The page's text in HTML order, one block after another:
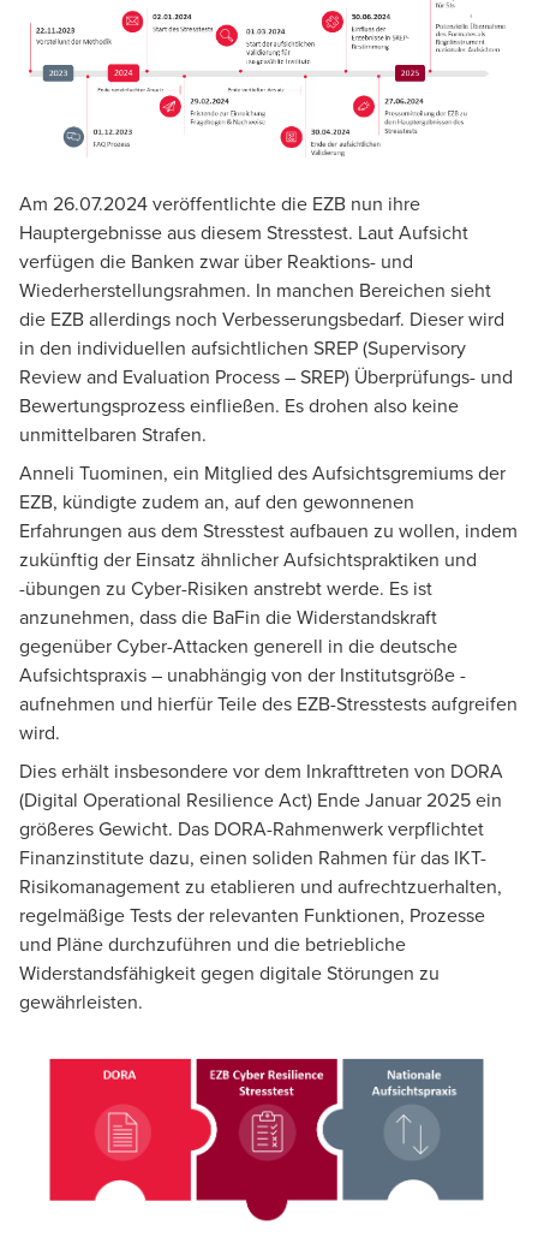
Am 26.07.2024 veröffentlichte die EZB nun ihre
Hauptergebnisseaus diesem Stresstest. Laut Aufsicht
verfügen die Banken zwar über Reaktions- und
Wiederherstellungsrahmen. In manchen Bereichen sieht
die EZB allerdings noch Verbesserungsbedarf. Dieser wird
in den individuellen aufsichtlichen SREP (Supervisory
Review and Evaluation Process – SREP) Überprüfungs- und
Bewertungsprozess einfließen. Es drohen also keine
unmittelbaren Strafen.
Anneli Tuominen, ein Mitglied des Aufsichtsgremiums der
EZB, kündigte zudem an, auf den gewonnenen
Erfahrungen aus dem Stresstest aufbauen zu wollen, indem
zukünftig der Einsatz ähnlicher Aufsichtspraktiken und
-übungen zu Cyber-Risiken anstrebt werde. Es ist
anzunehmen, dass die BaFin die Widerstandskraft
gegenüber Cyber-Attacken generell in die deutsche
Aufsichtspraxis – unabhängig von der Institutsgröße -
aufnehmen und hierfür Teile des EZB-Stresstests aufgreifen
wird.
Dies erhält insbesondere vor dem Inkrafttreten von DORA
(Digital Operational Resilience Act) Ende Januar 2025 ein
größeres Gewicht. Das DORA-Rahmenwerk verpflichtet
Finanzinstitute dazu, einen soliden Rahmen für das IKT-
Risikomanagement zu etablieren und aufrechtzuerhalten,
regelmäßige Tests der relevanten Funktionen, Prozesse
und Pläne durchzuführen und die betriebliche
Widerstandsfähigkeit gegen digitale Störungen zu
gewährleisten.
Manager, BDO DIGITAL GmbH